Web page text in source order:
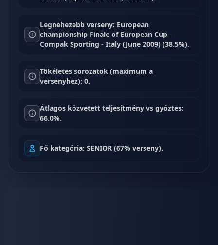
Legnehezebb verseny: European
championship Finale of European Cup -
Compak Sporting - Italy (June 2009) (38.5%).
Tökéletes sorozatok (maximum a
versenyhez): 0.
Átlagos közvetett teljesítmény vs győztes:
66.0%.
Fő kategória: SENIOR (67% verseny).